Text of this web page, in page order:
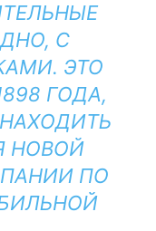
С
ЭТО
ГОДА,
НОВОЙ
ПО